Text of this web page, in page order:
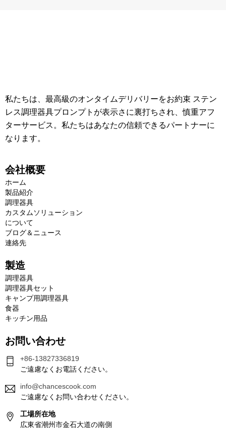
私たちは、最高級のオンタイムデリバリーをお約束 ステン
レス調理器具プロンプトが表示さに裏打ちされ、慎重アフ
ターサービス。私たちはあなたの信頼できるパートナーに
なります。
会社概要
ホーム
製品紹介
調理器具
カスタムソリューション
について
ブログ＆ニュース
連絡先
製造
調理器具
調理器具セット
キャンプ用調理器具
食器
キッチン用品
お問い合わせ
+86-13827336819
ご遠慮なくお電話ください。
info@chancescook.com
ご遠慮なくお問い合わせください。
工場所在地
広東省潮州市金石大道の南側